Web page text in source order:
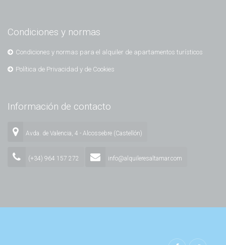
Condiciones y normas
Condiciones y normas para el alquiler de apartamentos turísticos
Política de Privacidad y de Cookies
Información de contacto
Avda. de Valencia, 4 - Alcossebre (Castellón)
(+34) 964 157 272 info@alquileresaltamar.com